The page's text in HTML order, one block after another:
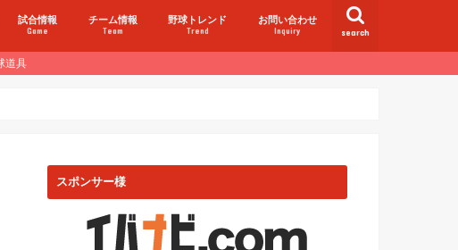
search
試合情報
Game
チーム情報
Team
野球トレンド
Trend
お問い合わせ
Inquiry
道具
スポンサー様